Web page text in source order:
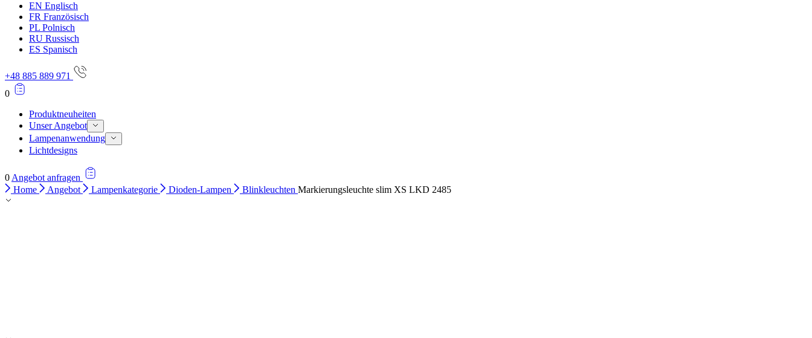
EN Englisch
FR Französisch
PL Polnisch
RU Russisch
ES Spanisch
+48 885 889 971
0
Produktneuheiten
Unser Angebot
Lampenanwendung
Lichtdesigns
0Angebot anfragen
Home
Angebot Lampenkategorie Dioden-Lampen Blinkleuchten Markierungsleuchte slim XS LKD 2485